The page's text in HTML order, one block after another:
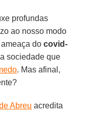
profundas
ao nosso modo
ameaça docovid-
sociedade que
. Mas afinal,
Abreu acredita